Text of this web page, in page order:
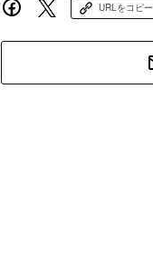
URLをコピー